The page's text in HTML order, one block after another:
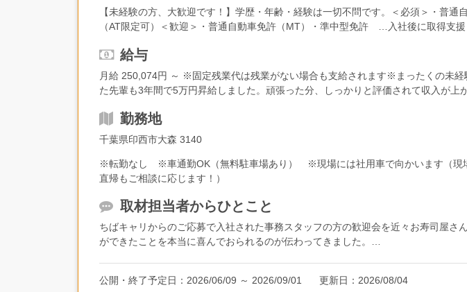
の仕事を丁寧にお教えしていくので、安心してください。＜具体的な工事内容は…＞
管工事 → 新築一戸建ての住宅内部に配管を通し、キッチン・お風呂・トイレ・洗
水回り設備に繋いでいく工事。壁や床下に通していくので、重機を使ったり、大きな
りはしません。手元の工具を使って、配管を測り、切り、繋いで、固定して…と進め
す。2：外部配管工事 → 新築一戸建ての敷地内に、水道管を新規で配管する工事。
る水道本管から、敷地内まで水を引き込んで、お家の水道メーターに繋ぎます。こち
使って地面を掘ったりすることもあります。※現場は千葉県内の東葛エリアが中心
松戸、船橋、鎌ケ谷、印西、千葉市など）※会社負担で講習に参加でき、資格を取得
できます。自分の価値を高めていけます。
【未経験の方、大歓迎です！】学歴・年齢・経験は一切不問です。＜必須＞・普通
（AT限定可）＜歓迎＞・普通自動車免許（MT）・準中型免許 …入社後に取得支援
た経験をお持ちの方・給水装置工事主任技術者の資格をお持ちの方・排水設備工事責
資格をお持ちの方何社か転職を経験したけど「ここが一番居心地がいい」と、17年
もいます。優しく和やかな雰囲気の会社です。働き終わった後に、みんなで気軽に話
給与
月給 250,074円 ～ ※固定残業代は残業がない場合も支給されます※まったくの未経
た先輩も3年間で5万円昇給しました。頑張った分、しっかりと評価されて収入が上
時間分、48,594円分を含む）＋各種手当（38,172円）＋通勤費・40代／作業スタッ
合月給309,670円（固定残業代25時間分、54,063円分を含む）＋通勤費
勤務地
千葉県印西市大森 3140
※転勤なし ※車通勤OK（無料駐車場あり） ※現場には社用車で向かいます（現
直帰もご相談に応じます！）
取材担当者からひとこと
ちばキャリからのご応募で入社された事務スタッフの方の歓迎会を近々お寿司屋
ができたことを本当に喜んでおられるのが伝わってきました。
切にするということなのだと学ばせていただいたような気がします。本当の意味で
公開・終了予定日： 2026/06/09 ～ 2026/09/01 更新日： 2026/08/04